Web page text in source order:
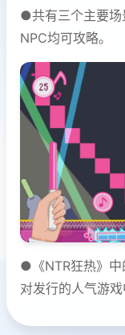
●共有三个主要场
NPC均可攻略。
●《NTR狂热》中
对发行的人气游